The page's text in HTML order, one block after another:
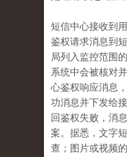
短信中心接收到
鉴权请求消息到
局列入监控范围
系统中会被核对
心鉴权响应消息
功消息并下发给
回鉴权失败，消
案。据悉，文字
查；图片或视频